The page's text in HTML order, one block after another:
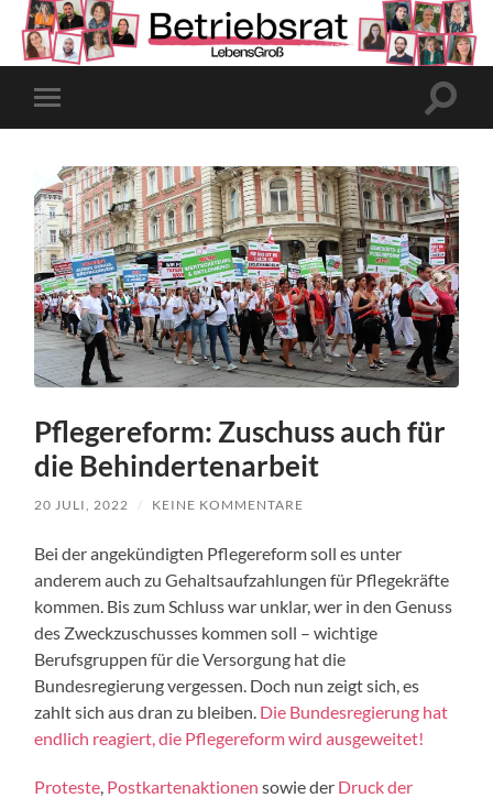
Mobile-
Menü
Pflegereform: Zuschuss auch für
die Behindertenarbeit
20 JULI, 2022 / KEINE KOMMENTARE
Bei der angekündigten Pflegereform soll es unter
anderem auch zu Gehaltsaufzahlungen für Pflegekräfte
kommen. Bis zum Schluss war unklar, wer in den Genuss
des Zweckzuschusses kommen soll – wichtige
Berufsgruppen für die Versorgung hat die
Bundesregierung vergessen. Doch nun zeigt sich, es
zahlt sich aus dran zu bleiben. Die Bundesregierung hat
endlich reagiert, die Pflegereform wird ausgeweitet!
Proteste Postkartenaktionen sowie der Druck der